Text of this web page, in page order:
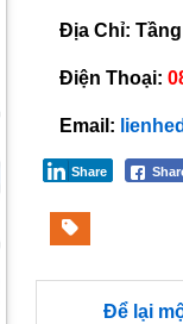
Địa Chỉ:
Điện Thoại:
Email:
Share
Để lại